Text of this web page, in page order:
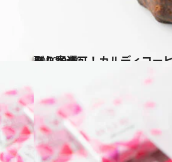
2020.8.10
取り寄せ可！カルディコーヒーファーム 家飲み＆スイーツの美味アイテム10選
グルメ